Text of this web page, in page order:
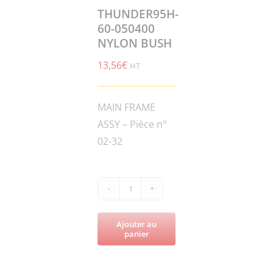
Surfaçage et rectification des solsTHUNDER95H-
60-050400
NYLON BUSH
13,56€ HT
MAIN FRAME
ASSY – Pièce n°
02-32
quantité
de
THUNDER95H-
60-
Ajouter au
panier